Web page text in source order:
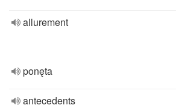
allurement
ponęta
antecedents